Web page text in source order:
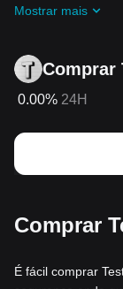
Mostrar mais
Comprar
0.00% 24H
Comprar
É fácil comprar